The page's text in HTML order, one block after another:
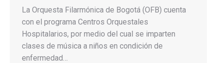
La Orquesta Filarmónica de Bogotá (OFB) cuenta
con el programa Centros Orquestales
Hospitalarios, por medio del cual se imparten
clases de música a niños en condición de
enfermedad…